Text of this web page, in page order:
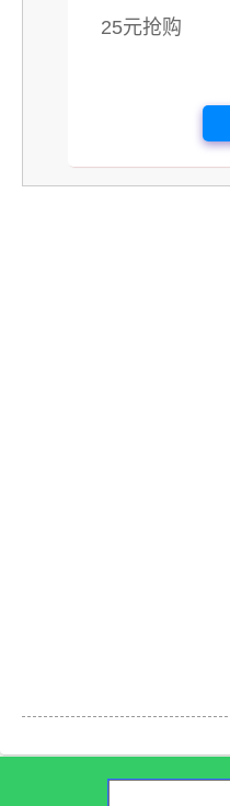
25元抢购